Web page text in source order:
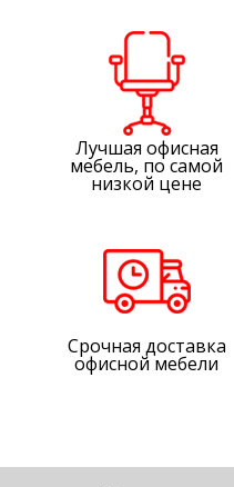
Лучшая офисная
мебель, по самой
низкой цене
Срочная доставка
офисной мебели